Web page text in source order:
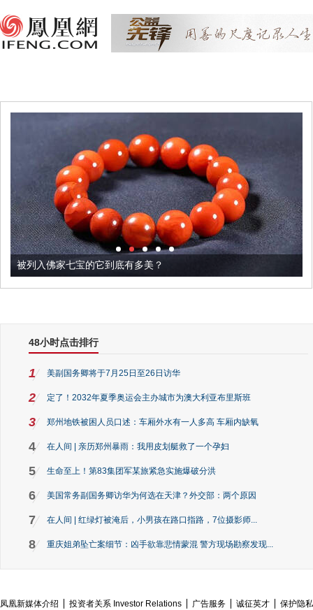
被列入佛家七宝的它到底有多美？
48小时点击排行
1 美副国务卿将于7月25日至26日访华
2 定了！2032年夏季奥运会主办城市为澳大利亚布里斯班
3 郑州地铁被困人员口述：车厢外水有一人多高 车厢内缺氧
4 在人间 | 亲历郑州暴雨：我用皮划艇救了一个孕妇
5 生命至上！第83集团军某旅紧急实施爆破分洪
6 美国常务副国务卿访华为何选在天津？外交部：两个原因
7 在人间 | 红绿灯被淹后，小男孩在路口指路，7位摄影师...
8 重庆姐弟坠亡案细节：凶手欲靠悲情蒙混 警方现场勘察发现...
凤凰新媒体介绍 投资者关系 Investor Relations 广告服务 诚征英才
保护隐